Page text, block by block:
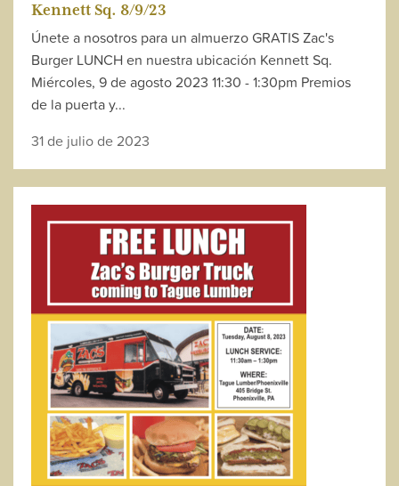
Kennett Sq. 8/9/23
Únete a nosotros para un almuerzo GRATIS Zac's
Burger LUNCH en nuestra ubicación Kennett Sq.
Miércoles, 9 de agosto 2023 11:30 - 1:30pm Premios
de la puerta y...
31 de julio de 2023